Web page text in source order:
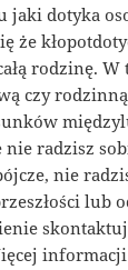
jaki dotyka
że
rodzinę. W
czy
nie radzisz
nie
lub